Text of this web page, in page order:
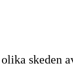
skeden